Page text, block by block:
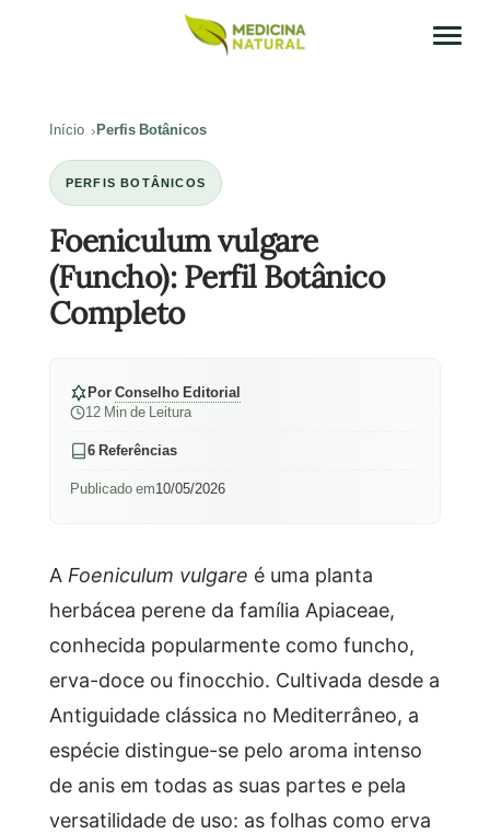
Início Perfis Botânicos
PERFIS BOTÂNICOS
Foeniculum vulgare
(Funcho): Perfil Botânico
Completo
PorConselho Editorial
12 Min de Leitura
6 Referências
Publicado em10/05/2026
A Foeniculum vulgare é uma planta
herbácea perene da família Apiaceae,
conhecida popularmente como funcho,
erva-doce ou finocchio. Cultivada desde a
Antiguidade clássica no Mediterrâneo, a
espécie distingue-se pelo aroma intenso
de anis em todas as suas partes e pela
versatilidade de uso: as folhas como erva